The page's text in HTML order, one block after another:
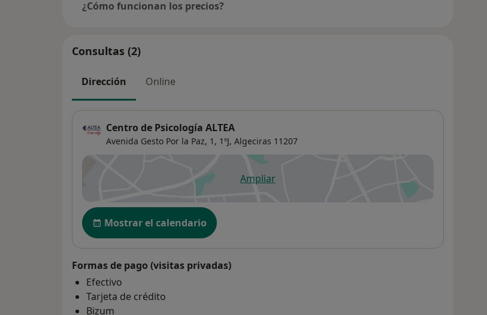
¿Cómo funcionan los precios?
Consultas (2)
Dirección Online
Centro de Psicología ALTEA
Avenida Gesto Por la Paz, 1, 1ºJ, Algeciras 11207
Ampliarse abre en una nueva pestaña
Disponibilidad
Mostrar el calendario
Formas de pago (visitas privadas)
Efectivo
Tarjeta de crédito
Bizum